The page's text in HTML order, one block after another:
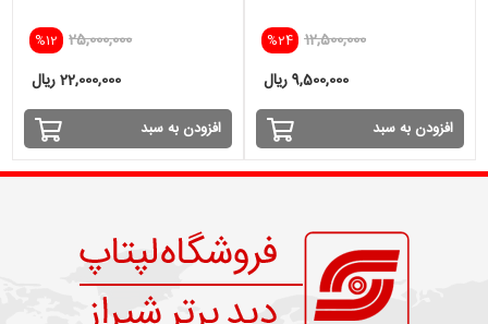
%24 12,500,000
9,500,000 ریال
افزودن به سبد
%12 25,000,000
22,000,000 ریال
افزودن به سبد